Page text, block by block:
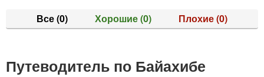
Все(0) Хорошие(0) Плохие(0)
Путеводитель по Байахибе